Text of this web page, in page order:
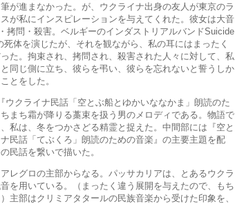
が進まなかった。が、ウクライナ出身の友人が東京のラ
が私にインスピレーションを与えてくれた。彼女は大音
拷問・殺害。ベルギーのインダストリアルバンドSuicide
体を演じたが、それを観ながら、私の耳にはまったく
た。拘束され、拷問され、殺害された人々に対して、私
同じ側に立ち、彼らを弔い、彼らを忘れないと誓うしか
とをした。
クライナ民話「空とぶ船とゆかいななかま」朗読のた
まち霜が降りる藁束を扱う男のメロディである。物語で
私は、冬をつかさどる精霊と捉えた。中間部には『空と
民話「てぶくろ」朗読のための音楽』の主要主題を配
民話を繋いで描いた。
レグロの主部からなる。パッサカリアは、とあるウクラ
を用いている。（まったく違う展開を与えたので、もち
主部はクリミアタタールの民族音楽から受けた印象を、